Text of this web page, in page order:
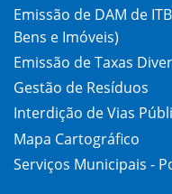
Emissão de DAM de
Bens e Imóveis)
Emissão de Taxas
Gestão de Resíduos
Interdição de Vias
Mapa Cartográfico
Serviços Municipais -